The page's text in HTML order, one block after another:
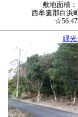
敷地面積：
西牟婁郡白浜
緑光